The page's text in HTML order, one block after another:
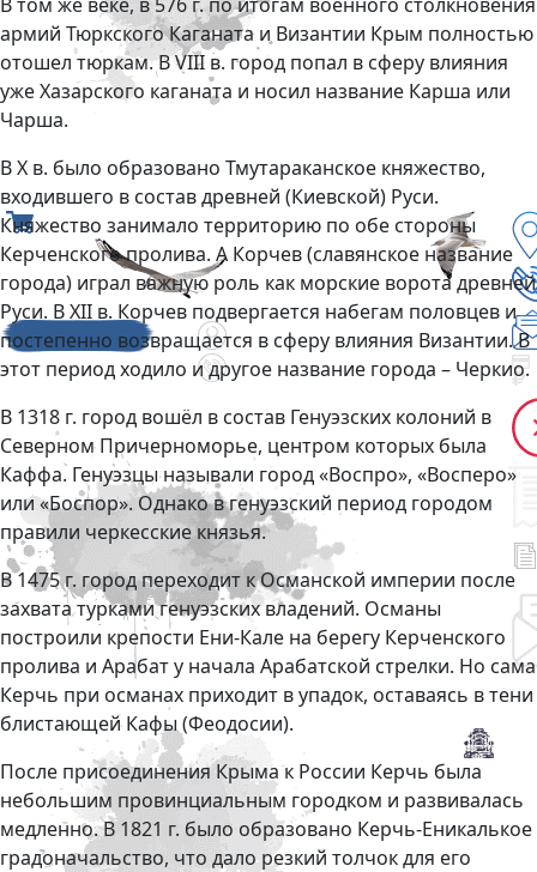
армий Тюркского Каганата и Византии Крым полностью
отошел тюркам. В VIII в. город попал в сферу влияния
уже Хазарского каганата и носил название Карша или
Чарша.
В X в. было образовано Тмутараканское княжество,
входившего в состав древней (Киевской) Руси.
Княжество занимало территорию по обе стороны
Керченского пролива. А Корчев (славянское название
города) играл важную роль как морские ворота древней
Руси. В ХII в. Корчев подвергается набегам половцев и
постепенно возвращается в сферу влияния Византии. В
этот период ходило и другое название города – Черкио.
В 1318 г. город вошёл в состав Генуэзских колоний в
Северном Причерноморье, центром которых была
Каффа. Генуэзцы называли город «Воспро», «Восперо»
или «Боспор». Однако в генуэзский период городом
правили черкесские князья.
В 1475 г. город переходит к Османской империи после
захвата турками генуэзских владений. Османы
построили крепости Ени-Кале на берегу Керченского
пролива и Арабат у начала Арабатской стрелки. Но сама
Керчь при османах приходит в упадок, оставаясь в тени
блистающей Кафы (Феодосии).
После присоединения Крыма к России Керчь была
небольшим провинциальным городком и развивалась
медленно. В 1821 г. было образовано Керчь-Еникалькое
градоначальство, что дало резкий толчок для его